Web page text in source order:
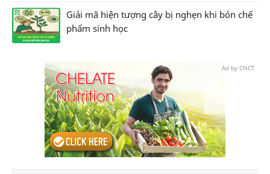
Giải mã hiện tượng cây bị nghẹn khi bón chế
phẩm sinh học
Ad by CNCT